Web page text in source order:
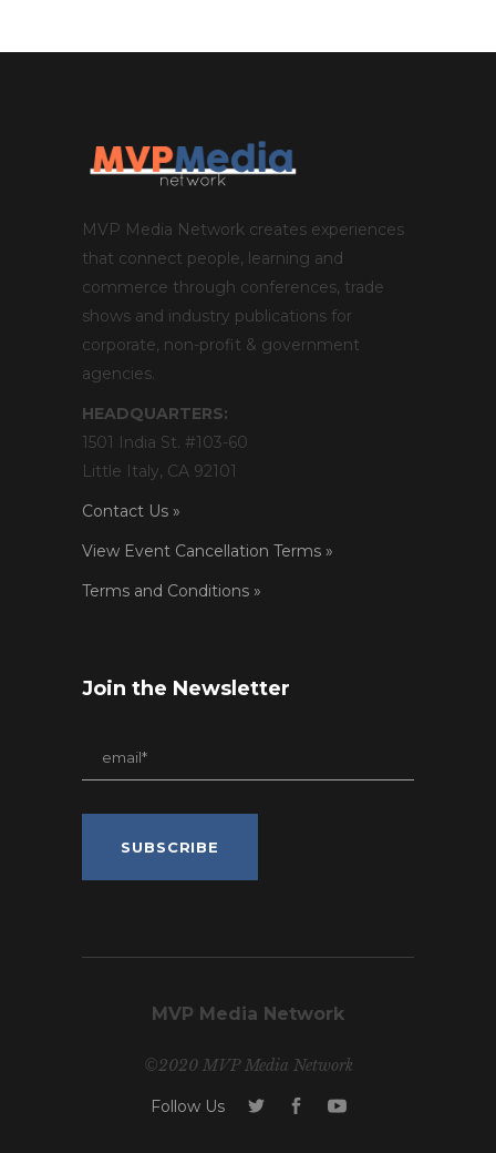
MVP Media Network creates experiences
that connect people, learning and
commerce through conferences, trade
shows and industry publications for
corporate, non-profit & government
agencies.
HEADQUARTERS:
1501 India St. #103-60
Little Italy, CA 92101
Contact Us »
View Event Cancellation Terms »
Terms and Conditions »
Join the Newsletter
MVP Media Network
©2020 MVP Media Network
Follow Us